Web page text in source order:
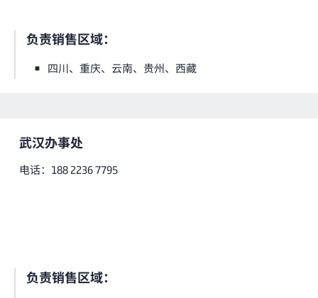
负责销售区域：
四川、重庆、云南、贵州、西藏
武汉办事处
电话：188 2236 7795
负责销售区域：